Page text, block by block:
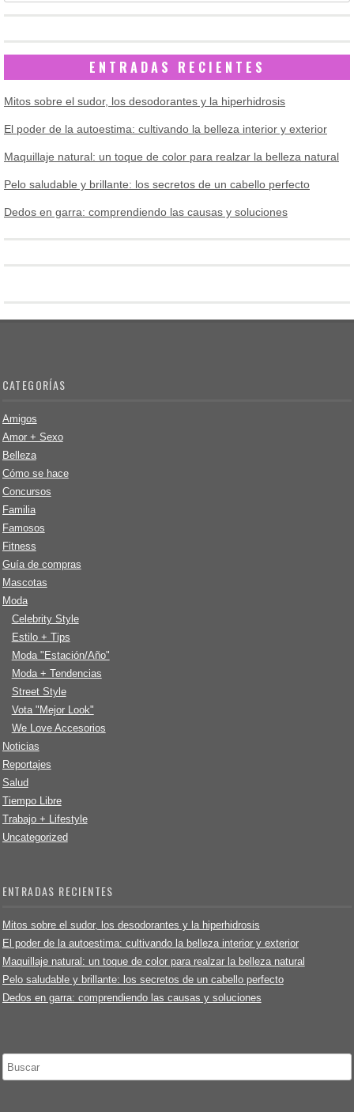
ENTRADAS RECIENTES
Mitos sobre el sudor, los desodorantes y la hiperhidrosis
El poder de la autoestima: cultivando la belleza interior y exterior
Maquillaje natural: un toque de color para realzar la belleza natural
Pelo saludable y brillante: los secretos de un cabello perfecto
Dedos en garra: comprendiendo las causas y soluciones
CATEGORÍAS
Amigos
Amor + Sexo
Belleza
Cómo se hace
Concursos
Familia
Famosos
Fitness
Guía de compras
Mascotas
Moda
Celebrity Style
Estilo + Tips
Moda "Estación/Año"
Moda + Tendencias
Street Style
Vota "Mejor Look"
We Love Accesorios
Noticias
Reportajes
Salud
Tiempo Libre
Trabajo + Lifestyle
Uncategorized
ENTRADAS RECIENTES
Mitos sobre el sudor, los desodorantes y la hiperhidrosis
El poder de la autoestima: cultivando la belleza interior y exterior
Maquillaje natural: un toque de color para realzar la belleza natural
Pelo saludable y brillante: los secretos de un cabello perfecto
Dedos en garra: comprendiendo las causas y soluciones
Buscar